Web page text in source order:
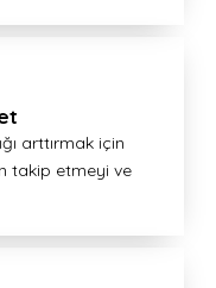
arttırmak için
takip etmeyi ve